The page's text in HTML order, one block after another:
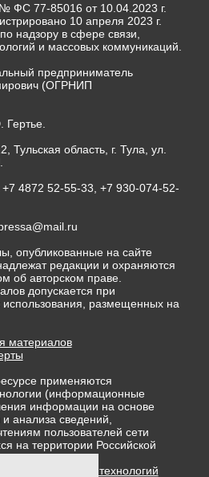
ФС 77-85016 от 10.04.2023 г.
10 апреля 2023 г.
надзору в сфере связи,
и массовых коммуникаций.
предприниматель
(ОГРНИП
Тульская область, г. Тула, ул.
4872 52-55-33, +7 930-074-52-
опубликованные на сайте
редакции и охраняются
об авторском праве.
допускается при
размещенных на
материалов
применяются
(информационные
информации на основе
анализа сведений,
пользователей сети
на территории Российской
технологий